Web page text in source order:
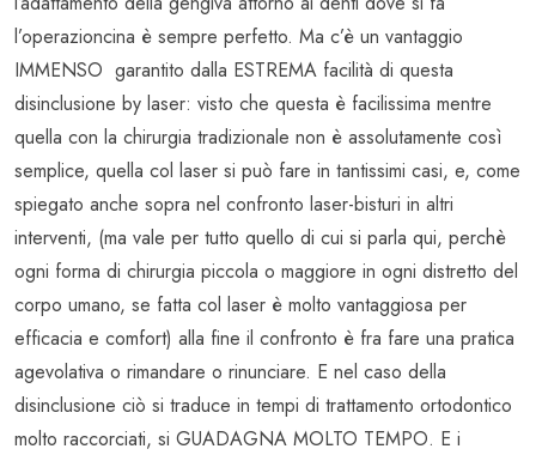
l’operazioncina è sempre perfetto. Ma c’è un vantaggio
IMMENSO garantito dalla ESTREMA facilità di questa
disinclusione by laser: visto che questa è facilissima mentre
quella con la chirurgia tradizionale non è assolutamente così
semplice, quella col laser si può fare in tantissimi casi, e, come
spiegato anche sopra nel confronto laser-bisturi in altri
interventi, (ma vale per tutto quello di cui si parla qui, perchè
ogni forma di chirurgia piccola o maggiore in ogni distretto del
corpo umano, se fatta col laser è molto vantaggiosa per
efficacia e comfort) alla fine il confronto è fra fare una pratica
agevolativa o rimandare o rinunciare. E nel caso della
disinclusione ciò si traduce in tempi di trattamento ortodontico
molto raccorciati, si GUADAGNA MOLTO TEMPO. E i